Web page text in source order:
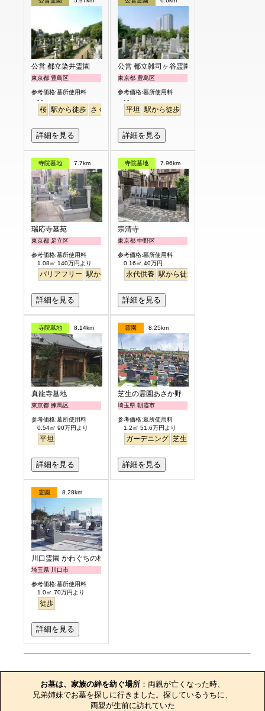
公営 都立染井霊園
東京都 豊島区
参考価格:墓所使用料
- -
桜 駅から徒歩 さくら
詳細を見る
公営 都立雑司ヶ谷霊園
東京都 豊島区
参考価格:墓所使用料
- -
平坦 駅から徒歩
詳細を見る
寺院墓地 7.7km
瑞応寺墓苑
東京都 足立区
参考価格:墓所使用料
1.08㎡ 140万円より
バリアフリー 駅から徒歩
詳細を見る
寺院墓地 7.96km
宗清寺
東京都 中野区
参考価格:墓所使用料
0.16㎡ 40万円
永代供養 駅から徒歩
詳細を見る
寺院墓地 8.14km
真龍寺墓地
東京都 練馬区
参考価格:墓所使用料
0.54㎡ 90万円より
平坦
詳細を見る
霊園 8.25km
芝生の霊園あさか野
埼玉県 朝霞市
参考価格:墓所使用料
1.2㎡ 51.6万円より
ガーデニング 芝生
詳細を見る
霊園 8.28km
川口霊園 かわぐちの杜
埼玉県 川口市
参考価格:墓所使用料
1.0㎡ 70万円より
徒歩
詳細を見る
お墓は、家族の絆を紡ぐ場所 ：両親が亡くなった時、
兄弟姉妹でお墓を探しに行きました。探しているうちに、
両親が生前に訪れていた